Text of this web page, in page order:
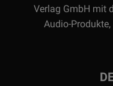
Verlag GmbH mit
Audio-